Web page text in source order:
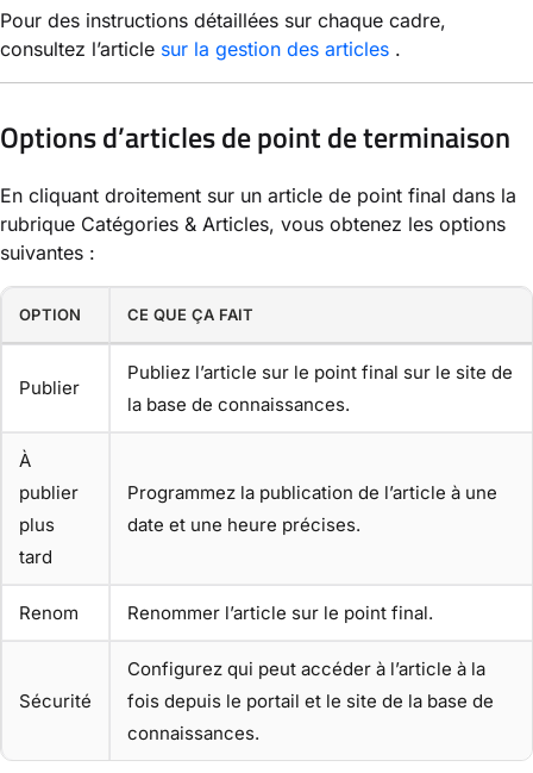
Pour des instructions détaillées sur chaque cadre,
consultez l’article sur la gestion des articles .
Options d’articles de point de terminaison
En cliquant droitement sur un article de point final dans la
rubrique Catégories & Articles, vous obtenez les options
suivantes :
OPTION CE QUE ÇA FAIT
Publier
Publiez l’article sur le point final sur le site de
la base de connaissances.
À
publier
plus
tard
Programmez la publication de l’article à une
date et une heure précises.
Renom Renommer l’article sur le point final.
Sécurité
Configurez qui peut accéder à l’article à la
fois depuis le portail et le site de la base de
connaissances.